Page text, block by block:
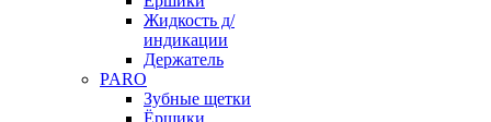
Жидкость д/
индикации
Держатель
PARO
Зубные щетки
Ёршики